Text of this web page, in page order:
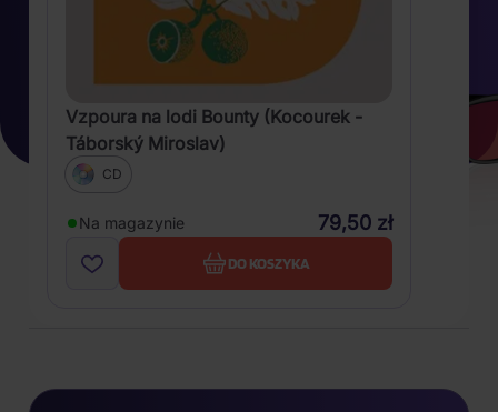
Vzpoura na lodi Bounty (Kocourek -
Táborský Miroslav)
CD
Na magazynie 79,50 zł
DO KOSZYKA